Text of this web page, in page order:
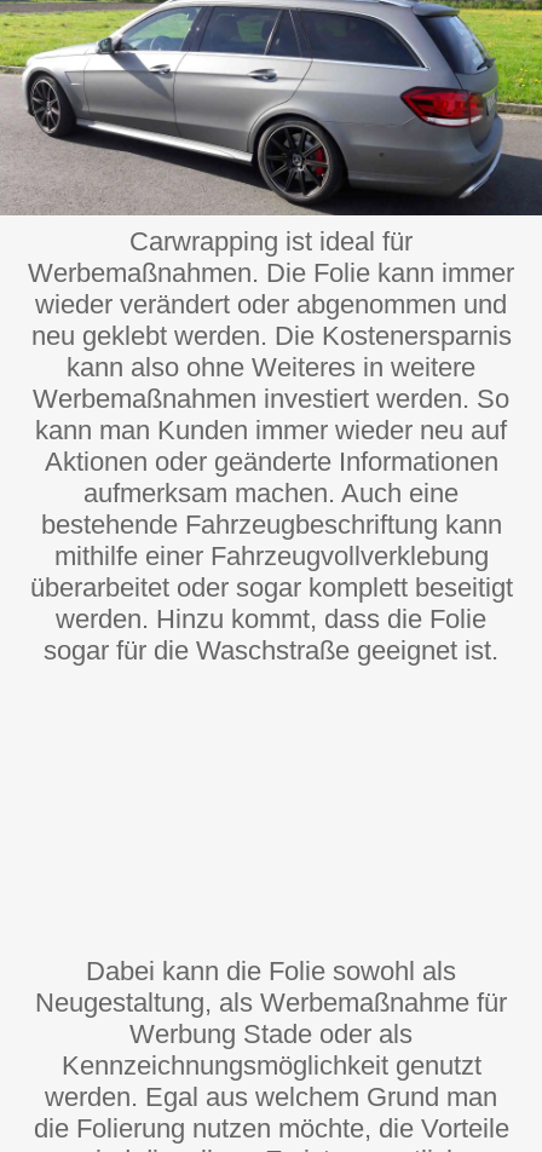
Carwrapping ist ideal für
Werbemaßnahmen. Die Folie kann immer
wieder verändert oder abgenommen und
neu geklebt werden. Die Kostenersparnis
kann also ohne Weiteres in weitere
Werbemaßnahmen investiert werden. So
kann man Kunden immer wieder neu auf
Aktionen oder geänderte Informationen
aufmerksam machen. Auch eine
bestehende Fahrzeugbeschriftung kann
mithilfe einer Fahrzeugvollverklebung
überarbeitet oder sogar komplett beseitigt
werden. Hinzu kommt, dass die Folie
sogar für die Waschstraße geeignet ist.
Dabei kann die Folie sowohl als
Neugestaltung, als Werbemaßnahme für
Werbung Stade oder als
Kennzeichnungsmöglichkeit genutzt
werden. Egal aus welchem Grund man
die Folierung nutzen möchte, die Vorteile